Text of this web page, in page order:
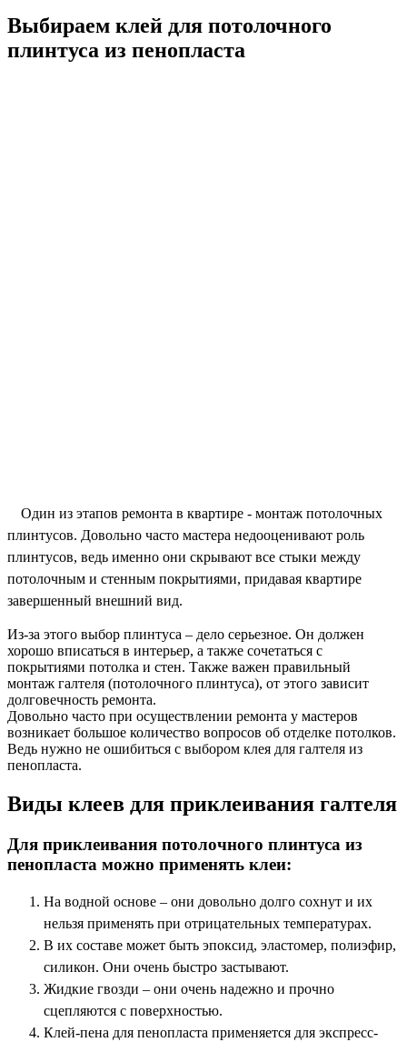
Выбираем клей для потолочного
плинтуса из пенопласта
Один из этапов ремонта в квартире - монтаж потолочных
плинтусов. Довольно часто мастера недооценивают роль
плинтусов, ведь именно они скрывают все стыки между
потолочным и стенным покрытиями, придавая квартире
завершенный внешний вид.
Из-за этого выбор плинтуса – дело серьезное. Он должен
хорошо вписаться в интерьер, а также сочетаться с
покрытиями потолка и стен. Также важен правильный
монтаж галтеля (потолочного плинтуса), от этого зависит
долговечность ремонта.
Довольно часто при осуществлении ремонта у мастеров
возникает большое количество вопросов об отделке потолков.
Ведь нужно не ошибиться с выбором клея для галтеля из
пенопласта.
Виды клеев для приклеивания галтеля
Для приклеивания потолочного плинтуса из
пенопласта можно применять клеи:
На водной основе – они довольно долго сохнут и их
нельзя применять при отрицательных температурах.
В их составе может быть эпоксид, эластомер, полиэфир,
силикон. Они очень быстро застывают.
Жидкие гвозди – они очень надежно и прочно
сцепляются с поверхностью.
Клей-пена для пенопласта применяется для экспресс-